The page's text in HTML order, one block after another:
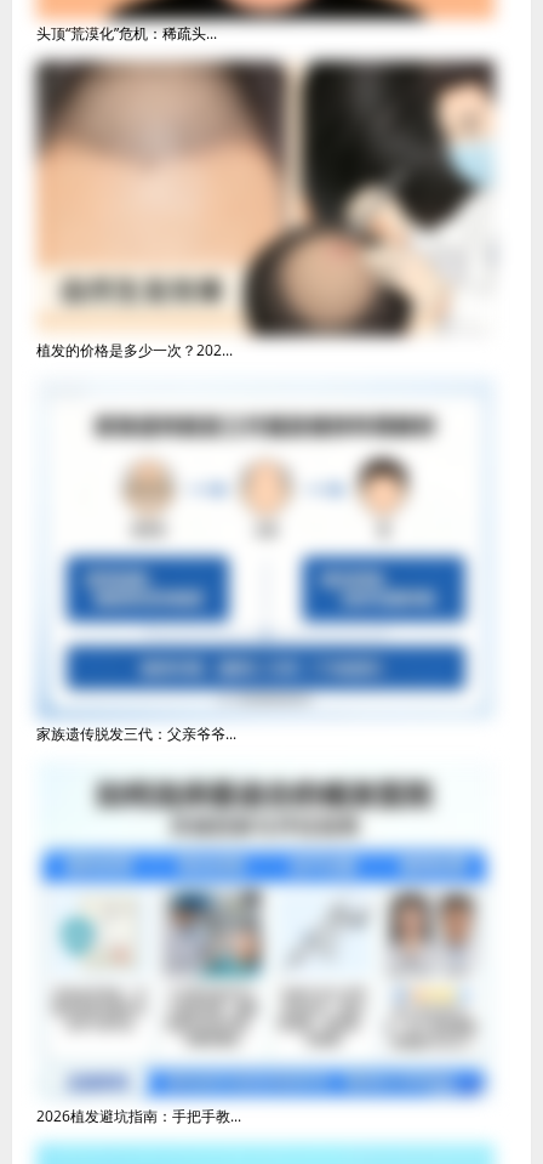
头顶“荒漠化”危机：稀疏头...
植发的价格是多少一次？202...
家族遗传脱发三代：父亲爷爷...
2026植发避坑指南：手把手教...